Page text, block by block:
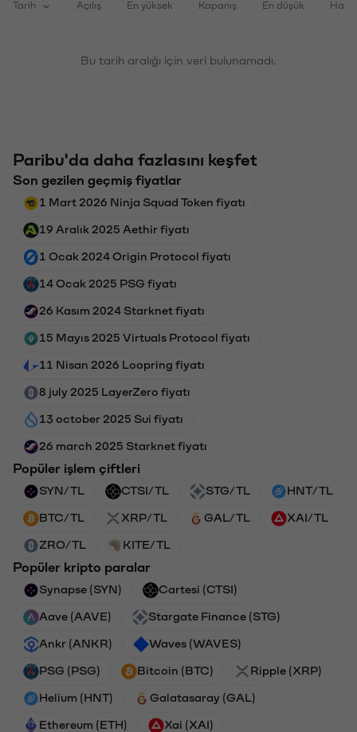
Tarih Açılış En yüksek Kapanış En düşük
Bu tarih aralığı için veri bulunamadı.
Paribu'da daha fazlasını keşfet
Son gezilen geçmiş fiyatlar
1 Mart 2026 Ninja Squad Token fiyatı
19 Aralık 2025 Aethir fiyatı
1 Ocak 2024 Origin Protocol fiyatı
14 Ocak 2025 PSG fiyatı
26 Kasım 2024 Starknet fiyatı
15 Mayıs 2025 Virtuals Protocol fiyatı
11 Nisan 2026 Loopring fiyatı
8 july 2025 LayerZero fiyatı
13 october 2025 Sui fiyatı
26 march 2025 Starknet fiyatı
Popüler işlem çiftleri
SYN/TL CTSI/TL STG/TL HNT/TL
BTC/TL XRP/TL GAL/TL XAI/TL
ZRO/TL KITE/TL
Popüler kripto paralar
Synapse (SYN) Cartesi (CTSI)
Aave (AAVE) Stargate Finance (STG)
Ankr (ANKR) Waves (WAVES)
PSG (PSG) Bitcoin (BTC) Ripple (XRP)
Helium (HNT) Galatasaray (GAL)
Ethereum (ETH) Xai (XAI)